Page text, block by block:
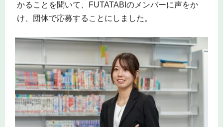
かることを聞いて、FUTATABIのメンバーに声をか
け、団体で応募することにしました。